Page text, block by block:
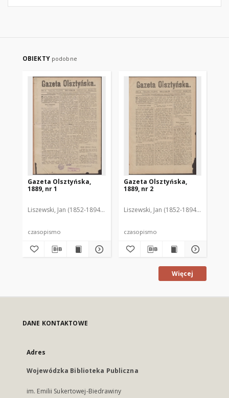
OBIEKTY podobne
Gazeta Olsztyńska,
1889, nr 1
Liszewski, Jan (1852-1894). Red.
czasopismo
Gazeta Olsztyńska,
1889, nr 2
Liszewski, Jan (1852-1894). Red.
czasopismo
Więcej
DANE KONTAKTOWE
Adres
Wojewódzka Biblioteka Publiczna
im. Emilii Sukertowej-Biedrawiny